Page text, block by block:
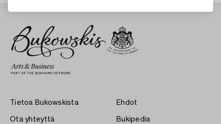
Tietoa Bukowskista
Ota yhteyttä
Ehdot
Bukipedia